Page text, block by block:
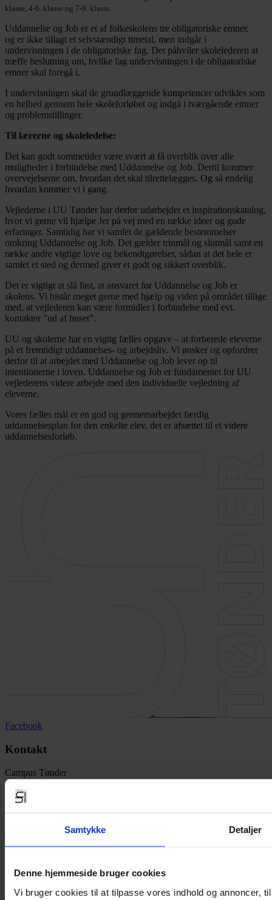
Samtykke Detaljer
Denne hjemmeside bruger cookies
Vi bruger cookies til at tilpasse vores indhold og annoncer,
klasse, 4-6. klasse og 7-9. klasse.
Uddannelse og Job er et af folkeskolens tre obligatoriske emner,
og er ikke tillagt et selvstændigt timetal, men indgår i
undervisningen i de obligatoriske fag. Det påhviler skolelederen at
træffe beslutning om, hvilke fag undervisningen i de obligatoriske
emner skal foregå i.
I undervisningen skal de grundlæggende kompetencer udvikles som
en helhed gennem hele skoleforløbet og indgå i tværgående emner
og problemstillinger.
Til lærerne og skoleledelse:
Det kan godt sommetider være svært at få overblik over alle
muligheder i forbindelse med Uddannelse og Job. Dertil kommer
overvejelserne om, hvordan det skal tilrettelægges. Og så endelig
hvordan kommer vi i gang.
Vejlederne i UU Tønder har derfor udarbejdet et inspirationskatalog,
hvor vi gerne vil hjælpe Jer på vej med en række ideer og gode
erfaringer. Samtidig har vi samlet de gældende bestemmelser
omkring Uddannelse og Job. Det gælder trinmål og slutmål samt en
række andre vigtige love og bekendtgørelser, sådan at det hele er
samlet et sted og dermed giver et godt og sikkert overblik.
Det er vigtigt at slå fast, at ansvaret for Uddannelse og Job er
skolens. Vi bistår meget gerne med hjælp og viden på området tillige
med, at vejlederen kan være formidler i forbindelse med evt.
kontakter ”ud af huset”.
UU og skolerne har en vigtig fælles opgave – at forberede eleverne
på et fremtidigt uddannelses- og arbejdsliv. Vi ønsker og opfordrer
derfor til at arbejdet med Uddannelse og Job lever op til
intentionerne i loven. Uddannelse og Job er fundamentet for UU
vejlederens videre arbejde med den individuelle vejledning af
eleverne.
Vores fælles mål er en god og gennemarbejdet færdig
uddannelsesplan for den enkelte elev, det er afsættet til et videre
uddannelsesforløb.
Facebook
Kontakt
Campus Tønder
Plantagevej 37C
6270 Tønder
Mobil: 21 15 33 95
E-mail adr.: uu@toender.dk
EAN: 5798005032373